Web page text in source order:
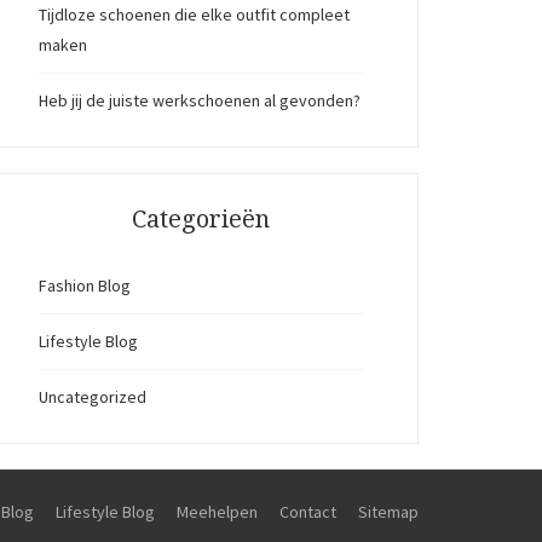
Tijdloze schoenen die elke outfit compleet
maken
Heb jij de juiste werkschoenen al gevonden?
Categorieën
Fashion Blog
Lifestyle Blog
Uncategorized
Lifestyle Blog Meehelpen Contact Sitemap